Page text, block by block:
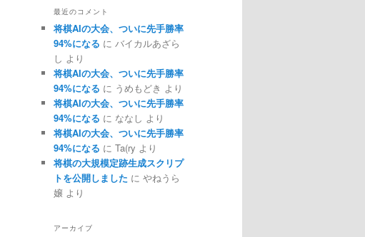
最近のコメント
将棋AIの大会、ついに先手勝率
94%になる に バイカルあざら
し より
将棋AIの大会、ついに先手勝率
94%になる に うめもどき より
将棋AIの大会、ついに先手勝率
94%になる に ななし より
将棋AIの大会、ついに先手勝率
94%になる に Ta(ry より
将棋の大規模定跡生成スクリプ
トを公開しました に やねうら
嬢 より
アーカイブ